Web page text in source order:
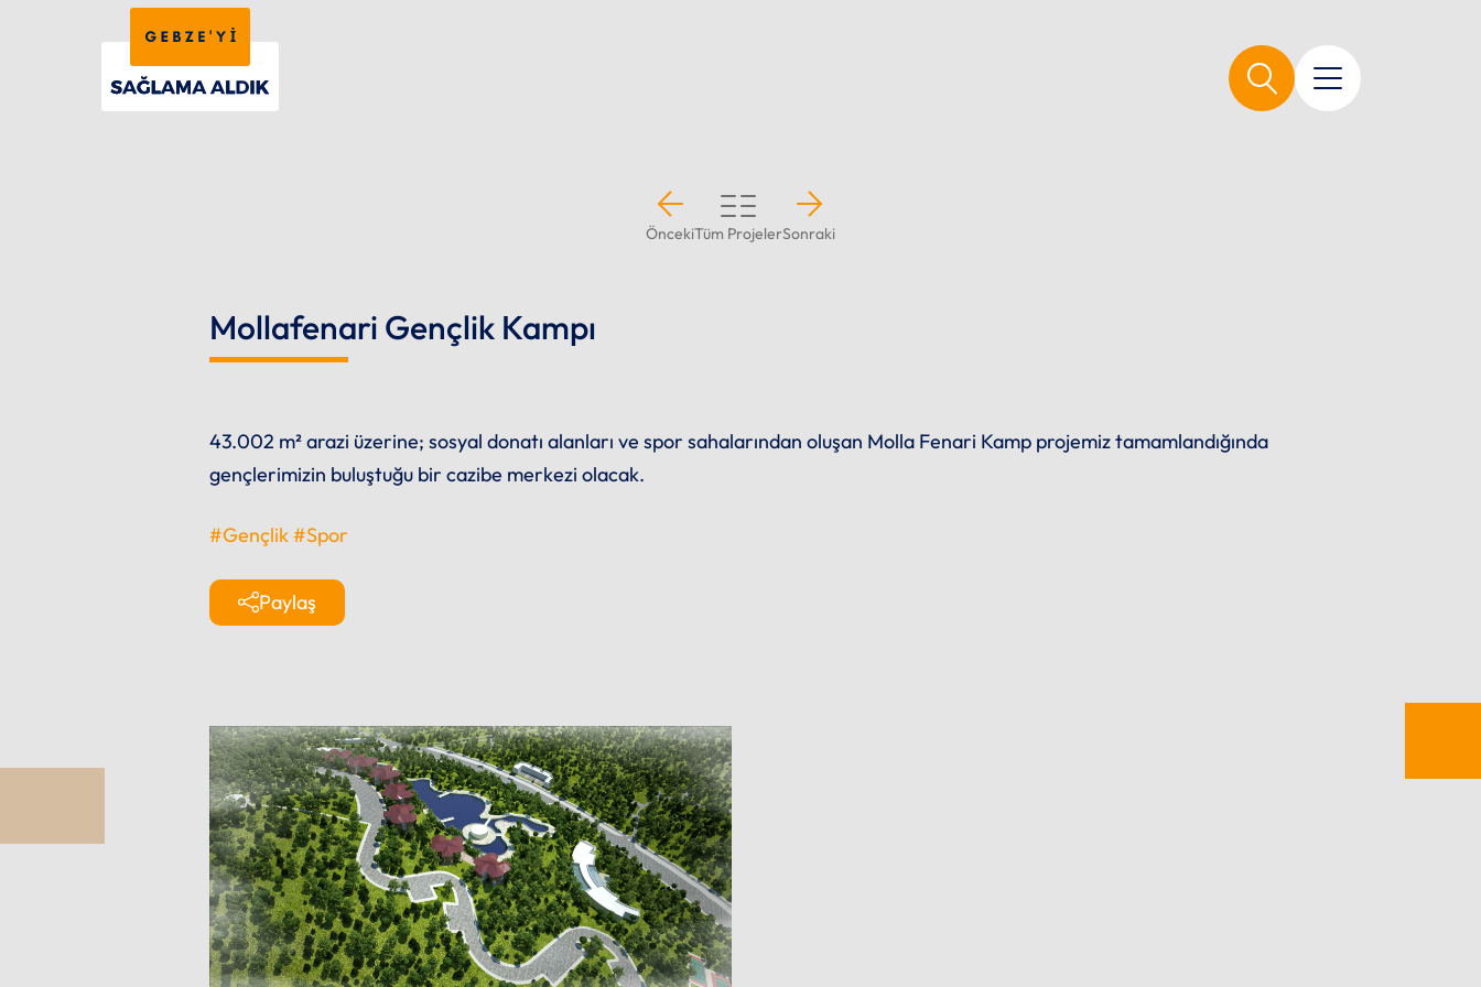
ÖncekiTüm ProjelerSonraki
Mollafenari Gençlik Kampı
43.002 m² arazi üzerine; sosyal donatı alanları ve spor sahalarından oluşan Molla Fenari Kamp projemiz tamamlandığında
gençlerimizin buluştuğu bir cazibe merkezi olacak.
#Gençlik#Spor
Paylaş